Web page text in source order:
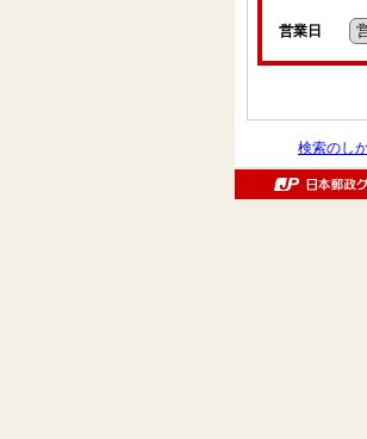
営業日
検索のし